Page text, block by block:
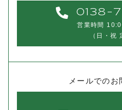
0138-
営業時間
（日・祝
メールでのお